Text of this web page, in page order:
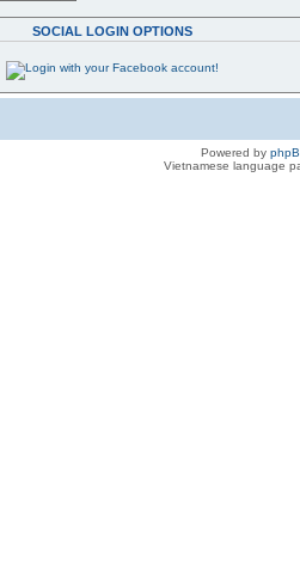
SOCIAL LOGIN OPTIONS
Powered by
Vietnamese language